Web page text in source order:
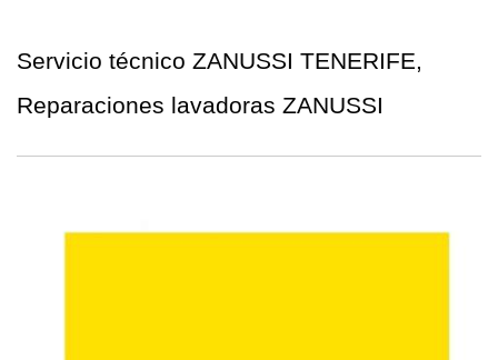
Servicio técnico ZANUSSI TENERIFE,
Reparaciones lavadoras ZANUSSI